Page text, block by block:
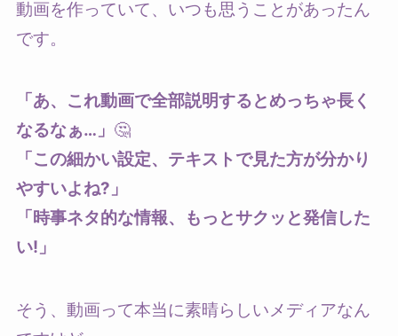
動画を作っていて、いつも思うことがあったん
です。
「あ、これ動画で全部説明するとめっちゃ長く
なるなぁ…」 🤔
「この細かい設定、テキストで見た方が分かり
やすいよね?」
「時事ネタ的な情報、もっとサクッと発信した
い!」
そう、動画って本当に素晴らしいメディアなん